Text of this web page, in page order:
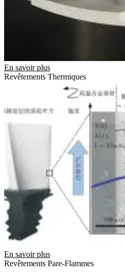
En savoir plus
Revêtements Thermiques
En savoir plus
Revêtements Pare-Flammes